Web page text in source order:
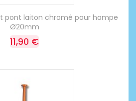
pont laiton chromé pour hampe
Ø20mm
11,90 €